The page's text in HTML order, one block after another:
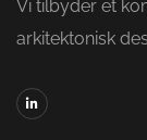
Vi tilbyder et
arkitektonisk